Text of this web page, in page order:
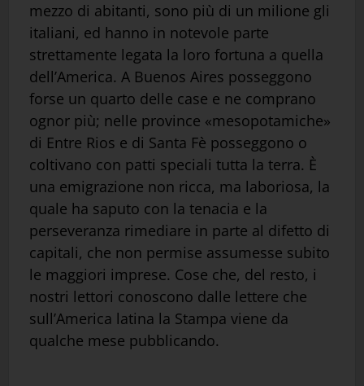
mezzo di abitanti, sono più di un milione gli
italiani, ed hanno in notevole parte
strettamente legata la loro fortuna a quella
dell’America. A Buenos Aires posseggono
forse un quarto delle case e ne comprano
ognor più; nelle province «mesopotamiche»
di Entre Rios e di Santa Fè posseggono o
coltivano con patti speciali tutta la terra. È
una emigrazione non ricca, ma laboriosa, la
quale ha saputo con la tenacia e la
perseveranza rimediare in parte al difetto di
capitali, che non permise assumesse subito
le maggiori imprese. Cose che, del resto, i
nostri lettori conoscono dalle lettere che
sull’America latina la Stampa viene da
qualche mese pubblicando.